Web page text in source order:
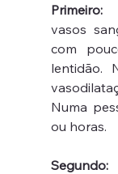
Primeiro:
vasos
com
lentidão.
Numa
ou horas.